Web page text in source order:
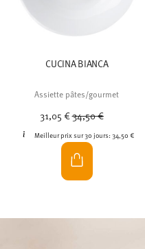
CUCINA BIANCA
Assiette pâtes/gourmet
31,05 €Price reduced from
34,50 €to
Meilleur prix sur 30 jours: 34,50 €